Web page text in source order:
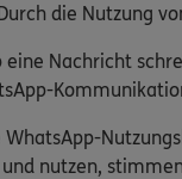
die Nutzung
eine Nachricht
nutzen,